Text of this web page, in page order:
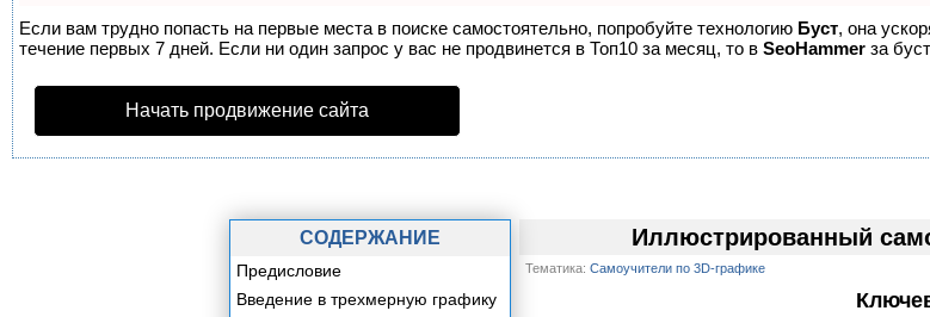
Если вам трудно попасть на первые места в поиске самостоятельно, попробуйте технологию Буст, она
течение первых 7 дней. Если ни один запрос у вас не продвинется в Топ10 за месяц, то в SeoHammer за
Начать продвижение сайта
Иллюстрированный
Тематика: Самоучители по 3D-графике
СОДЕРЖАНИЕ
Предисловие
Введение в трехмерную графику